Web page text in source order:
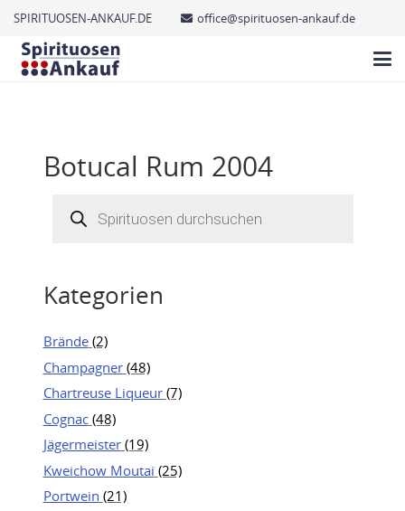
SPIRITUOSEN-ANKAUF.DE office@spirituosen-ankauf.de
Botucal Rum 2004
search
Kategorien
Brände (2)
Champagner (48)
Chartreuse Liqueur (7)
Cognac (48)
Jägermeister (19)
Kweichow Moutai (25)
Portwein (21)